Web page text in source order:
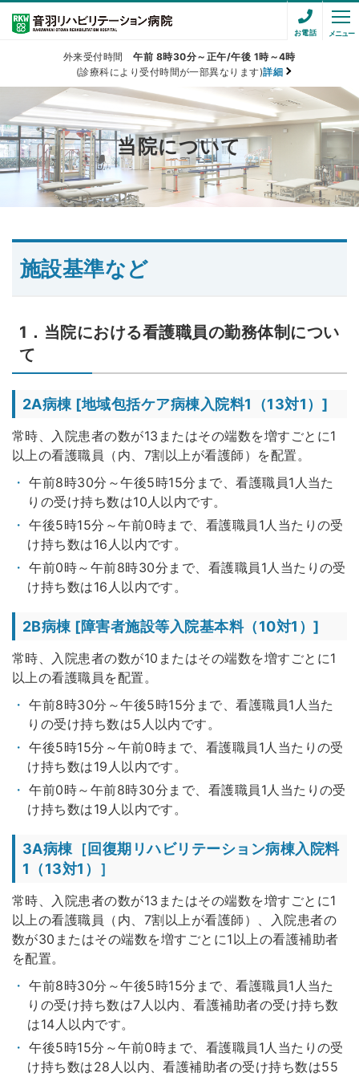
お電話 メニュー
外来受付時間
午前 8時30分～正午/午後 1時～4時
(診療科により受付時間が一部異なります)詳細
当院について
施設基準など
1．当院における看護職員の勤務体制につい
て
2A病棟 [地域包括ケア病棟入院料1（13対1）]
常時、入院患者の数が13またはその端数を増すごとに1
以上の看護職員（内、7割以上が看護師）を配置。
午前8時30分～午後5時15分まで、看護職員1人当た
りの受け持ち数は10人以内です。
午後5時15分～午前0時まで、看護職員1人当たりの受
け持ち数は16人以内です。
午前0時～午前8時30分まで、看護職員1人当たりの受
け持ち数は16人以内です。
2B病棟 [障害者施設等入院基本料（10対1）]
常時、入院患者の数が10またはその端数を増すごとに1
以上の看護職員を配置。
午前8時30分～午後5時15分まで、看護職員1人当た
りの受け持ち数は5人以内です。
午後5時15分～午前0時まで、看護職員1人当たりの受
け持ち数は19人以内です。
午前0時～午前8時30分まで、看護職員1人当たりの受
け持ち数は19人以内です。
3A病棟［回復期リハビリテーション病棟入院料
1（13対1）］
常時、入院患者の数が13またはその端数を増すごとに1
以上の看護職員（内、7割以上が看護師）、入院患者の
数が30またはその端数を増すごとに1以上の看護補助者
を配置。
午前8時30分～午後5時15分まで、看護職員1人当た
りの受け持ち数は7人以内、看護補助者の受け持ち数
は14人以内です。
午後5時15分～午前0時まで、看護職員1人当たりの受
け持ち数は28人以内、看護補助者の受け持ち数は55